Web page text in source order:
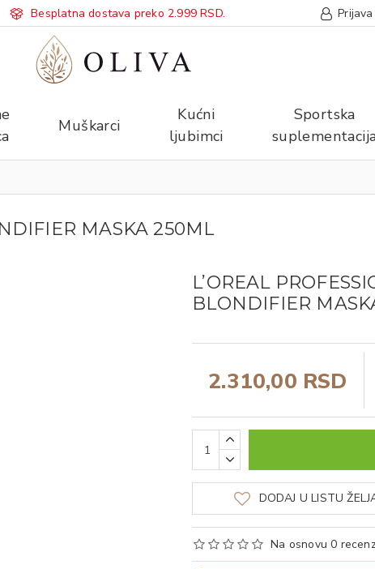
Besplatna dostava preko 2.999 RSD.
Muškarci
Kućni
ljubimci
Sportska
MASKA 250ML
L’OREAL
BLONDIFIER
Na osnovu 0
2.310,00 RSD
DODAJ U LISTU